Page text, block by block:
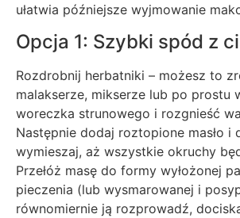
ułatwia późniejsze wyjmowanie
Opcja 1: Szybki spód z
Rozdrobnij herbatniki – możesz to
malakserze, mikserze lub po prostu
woreczka strunowego i rozgnieść
Następnie dodaj roztopione masło i
wymieszaj, aż wszystkie okruchy
Przełóż masę do formy wyłożonej
pieczenia (lub wysmarowanej i
równomiernie ją rozprowadź,